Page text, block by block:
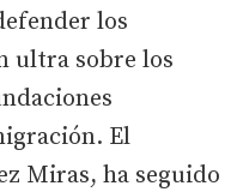
los
ultra sobre los
El
Miras, ha seguido